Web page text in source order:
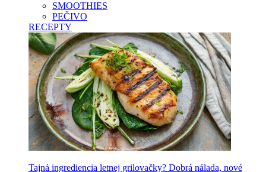
SMOOTHIES
PEČIVO
RECEPTY
Tajná ingrediencia letnej grilovačky? Dobrá nálada, nové